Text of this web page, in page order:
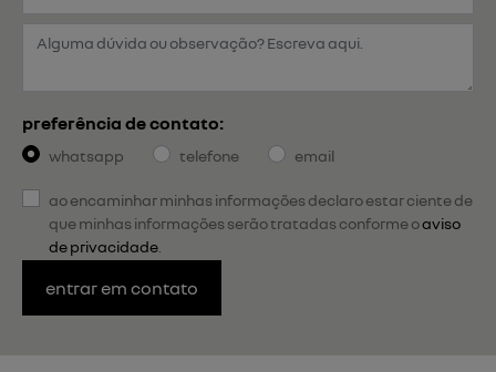
preferência de contato:
whatsapp telefone email
ao encaminhar minhas informações declaro estar ciente de
que minhas informações serão tratadas conforme oaviso
de privacidade
entrar em contato